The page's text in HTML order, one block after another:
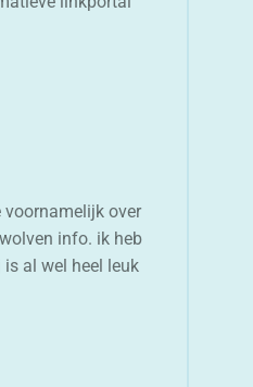
voornamelijk over
info. ik heb
al wel heel leuk